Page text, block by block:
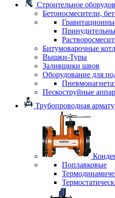
Строительное
Бетоносмесители,
Битумоварочные
Вышки-Туры
Заливщики швов
Оборудование для
Пескоструйные
Трубопроводная
Поплавковые